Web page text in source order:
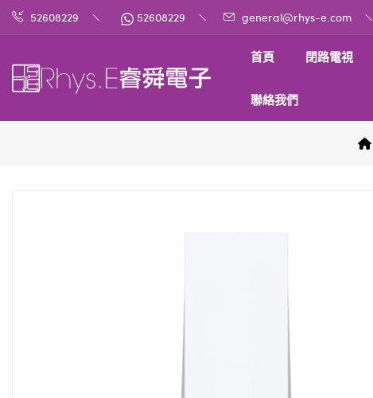
52608229 52608229 general@rhys-e.com
首頁 閉路電視
聯絡我們